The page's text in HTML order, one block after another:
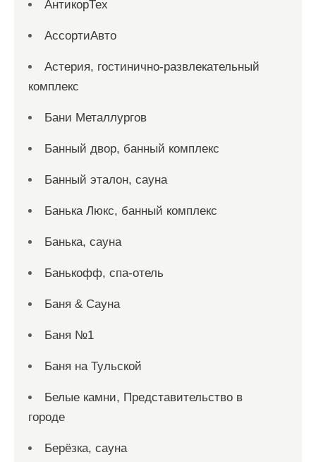
АнтикорТех
АссортиАвто
Астерия, гостинично-развлекательный
комплекс
Бани Металлургов
Банный двор, банный комплекс
Банный эталон, сауна
Банька Люкс, банный комплекс
Банька, сауна
Банькофф, спа-отель
Баня & Сауна
Баня №1
Баня на Тульской
Белые камни, Представительство в
городе
Берёзка, сауна